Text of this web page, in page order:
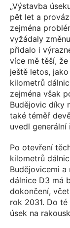
„Výstavba
pět let a
zejména
vyžádaly
přidalo i
více mě těší,
ještě letos,
kilometrů
zejména však
Budějovic díky
také téměř
uvedl generální
Po otevření
kilometrů
Budějovicemi a
dálnice D3 má
dokončení,
rok 2031. Do
úsek na